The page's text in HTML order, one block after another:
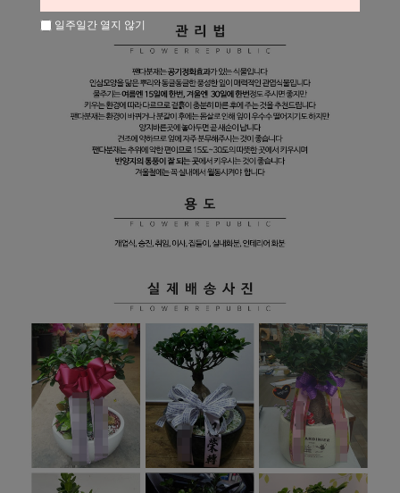
일주일간 열지 않기